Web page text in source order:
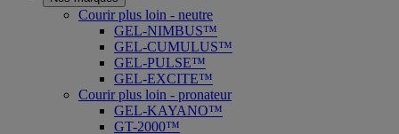
Courir plus loin - neutre
GEL-NIMBUS™
GEL-CUMULUS™
GEL-PULSE™
GEL-EXCITE™
Courir plus loin - pronateur
GEL-KAYANO™
GT-2000™